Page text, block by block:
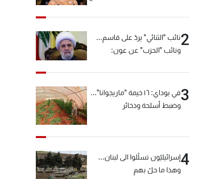
2نائب "الثنائي" يردّ على قاسم...
ونائب "الحزب" عن عون:
3
في بوداي: ١٦ خيمة "ماريجوانا"...
وضبط أسلحة وذخائر
4إسرائيليّون تسلّلوا الى لبنان...
وهذا ما حلّ بهم